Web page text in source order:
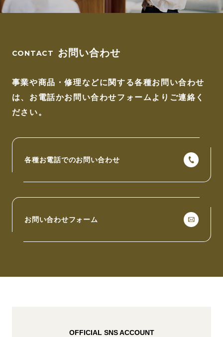
お問い合わせ
事業や商品・修理などに関する各種お問い合わせ
は、 お電話かお問い合わせフォームよりご連絡く
ださい。
各種お電話でのお問い合わせ
お問い合わせフォーム
OFFICIAL SNS ACCOUNT